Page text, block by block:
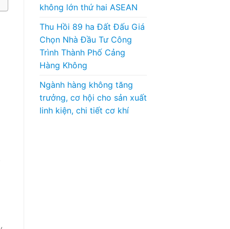
không lớn thứ hai ASEAN
Thu Hồi 89 ha Đất Đấu Giá
Chọn Nhà Đầu Tư Công
Trình Thành Phố Cảng
Hàng Không
Ngành hàng không tăng
trưởng, cơ hội cho sản xuất
linh kiện, chi tiết cơ khí